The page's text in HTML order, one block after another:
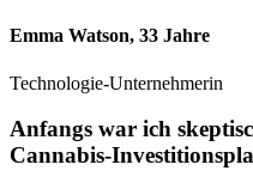
Emma Watson, 33 Jahre
Technologie-Unternehmerin
Anfangs war ich
Cannabis-